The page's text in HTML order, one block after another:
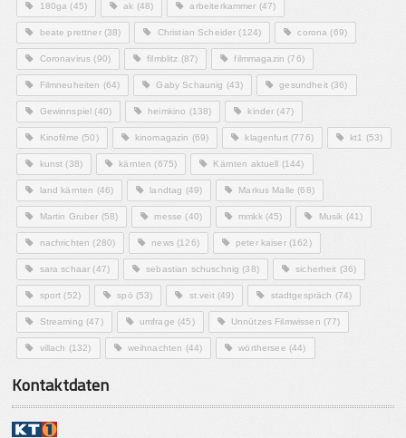
180ga (45) ak (48) arbeiterkammer (47)
beate prettner(38) Christian Scheider (124) corona (69)
Coronavirus (90) filmblitz (87) filmmagazin (76)
Filmneuheiten (64) Gaby Schaunig (43) gesundheit(36)
Gewinnspiel (40) heimkino (138) kinder (47)
Kinofilme (50) kinomagazin (69) klagenfurt(776) kt1 (53)
kunst (38) kärnten (675) Kärnten aktuell (144)
land kärnten (46) landtag (49) Markus Malle (68)
Martin Gruber (58) messe (40) mmkk(45) Musik (41)
nachrichten (280) news(126) peter kaiser(162)
sara schaar (47) sebastian schuschnig (38) sicherheit (36)
sport (52) spö (53) st.veit(49) stadtgespräch (74)
Streaming (47) umfrage (45) Unnützes Filmwissen (77)
villach (132) weihnachten (44) wörthersee (44)
Kontaktdaten